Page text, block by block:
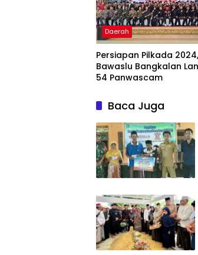
Daerah
Persiapan Pilkada 2024,
Bawaslu Bangkalan
54 Panwascam
Baca Juga